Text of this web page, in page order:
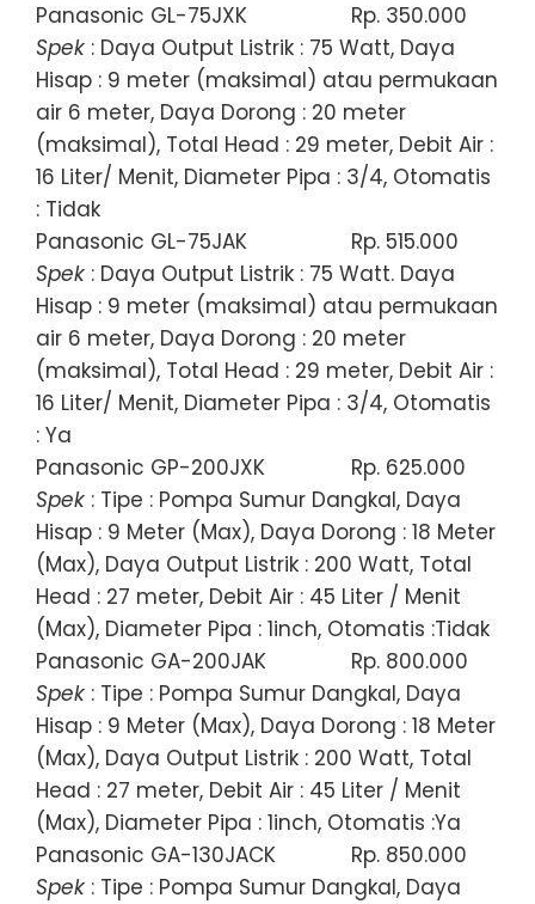
Panasonic GL-75JXK
Rp. 350.000
Spek : Daya Output Listrik : 75 Watt, Daya
Hisap : 9 meter (maksimal) atau permukaan
air 6 meter, Daya Dorong : 20 meter
(maksimal), Total Head : 29 meter, Debit Air :
16 Liter/ Menit, Diameter Pipa : 3/4, Otomatis
: Tidak
Panasonic GL-75JAK
Rp. 515.000
Spek : Daya Output Listrik : 75 Watt. Daya
Hisap : 9 meter (maksimal) atau permukaan
air 6 meter, Daya Dorong : 20 meter
(maksimal), Total Head : 29 meter, Debit Air :
16 Liter/ Menit, Diameter Pipa : 3/4, Otomatis
: Ya
Panasonic GP-200JXK
Rp. 625.000
Spek : Tipe : Pompa Sumur Dangkal, Daya
Hisap : 9 Meter (Max), Daya Dorong : 18 Meter
(Max), Daya Output Listrik : 200 Watt, Total
Head : 27 meter, Debit Air : 45 Liter / Menit
(Max), Diameter Pipa : 1inch, Otomatis :Tidak
Panasonic GA-200JAK
Rp. 800.000
Spek : Tipe : Pompa Sumur Dangkal, Daya
Hisap : 9 Meter (Max), Daya Dorong : 18 Meter
(Max), Daya Output Listrik : 200 Watt, Total
Head : 27 meter, Debit Air : 45 Liter / Menit
(Max), Diameter Pipa : 1inch, Otomatis :Ya
Panasonic GA-130JACK
Rp. 850.000
Spek : Tipe : Pompa Sumur Dangkal, Daya